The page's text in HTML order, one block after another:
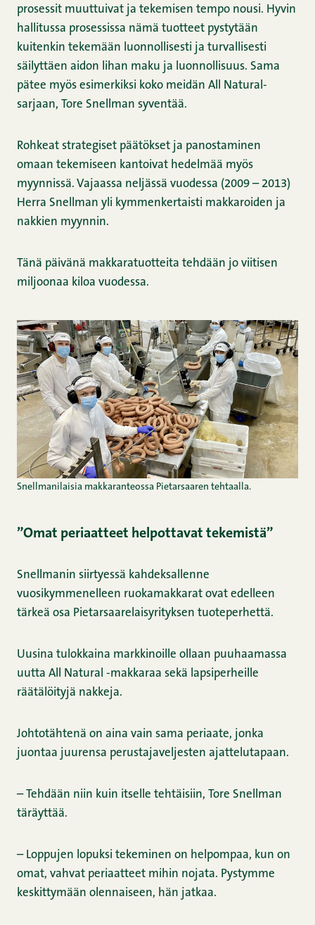
prosessit muuttuivat ja tekemisen tempo nousi. Hyvin
hallitussa prosessissa nämä tuotteet pystytään
kuitenkin tekemään luonnollisesti ja turvallisesti
säilyttäen aidon lihan maku ja luonnollisuus. Sama
pätee myös esimerkiksi koko meidän All Natural-
sarjaan, Tore Snellman syventää.
Rohkeat strategiset päätökset ja panostaminen
omaan tekemiseen kantoivat hedelmää myös
myynnissä. Vajaassa neljässä vuodessa (2009 – 2013)
Herra Snellman yli kymmenkertaisti makkaroiden ja
nakkien myynnin.
Tänä päivänä makkaratuotteita tehdään jo viitisen
miljoonaa kiloa vuodessa.
Snellmanilaisia makkaranteossa Pietarsaaren tehtaalla.
”Omat periaatteet helpottavat tekemistä”
Snellmanin siirtyessä kahdeksallenne
vuosikymmenelleen ruokamakkarat ovat edelleen
tärkeä osa Pietarsaarelaisyrityksen tuoteperhettä.
Uusina tulokkaina markkinoille ollaan puuhaamassa
uutta All Natural -makkaraa sekä lapsiperheille
räätälöityjä nakkeja.
Johtotähtenä on aina vain sama periaate, jonka
juontaa juurensa perustajaveljesten ajattelutapaan.
– Tehdään niin kuin itselle tehtäisiin, Tore Snellman
täräyttää.
– Loppujen lopuksi tekeminen on helpompaa, kun on
omat, vahvat periaatteet mihin nojata. Pystymme
keskittymään olennaiseen, hän jatkaa.